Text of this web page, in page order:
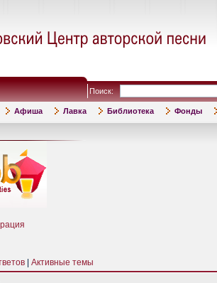
Поиск:
Афиша Лавка Библиотека Фонды
Активные темы